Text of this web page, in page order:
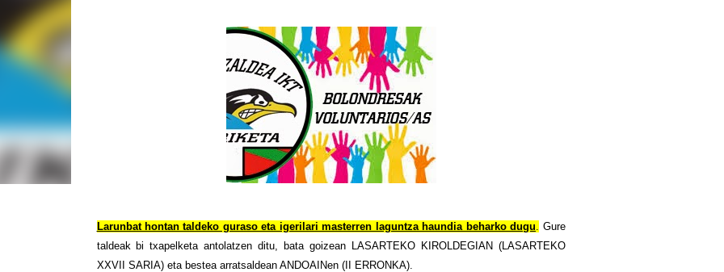
Larunbat hontan taldeko guraso eta igerilari masterren laguntza haundia beharko dugu. Gure
taldeak bi txapelketa antolatzen ditu, bata goizean LASARTEKO KIROLDEGIAN (LASARTEKO
XXVII SARIA) eta bestea arratsaldean ANDOAINen (II ERRONKA).